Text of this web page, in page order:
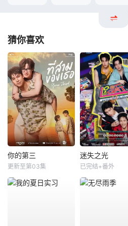
猜你喜欢
你的第三
更新至第03集
迷失之光
已完结+番外